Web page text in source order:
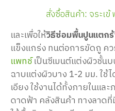
สั่งซื้อสินค้า: จระเ
และเพื่อให้วิธีซ่อมพื้นปูนแตก
แข็งแกร่ง ทนต่อการขัดถู คว
แพทช์เป็นซีเมนต์แต่งผิวชั้น
ฉาบแต่งผิวบาง 1-2 มม. ใช้
เอียง ใช้งานได้ทั้งภายในแล
ดาดฟ้า คลังสินค้า ทางลาด